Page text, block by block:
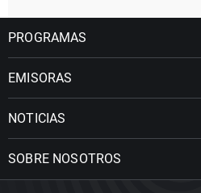
PROGRAMAS
EMISORAS
NOTICIAS
SOBRE NOSOTROS